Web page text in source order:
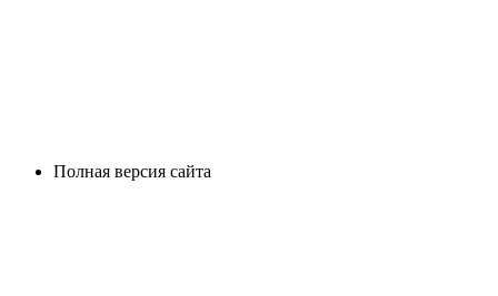
Полная версия сайта